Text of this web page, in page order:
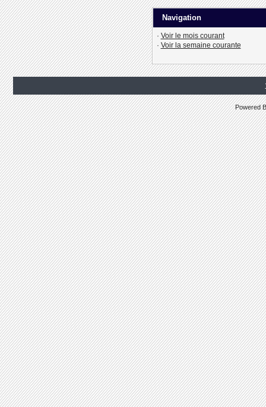
Navigation
· Voir le mois courant
· Voir la semaine courante
Powered